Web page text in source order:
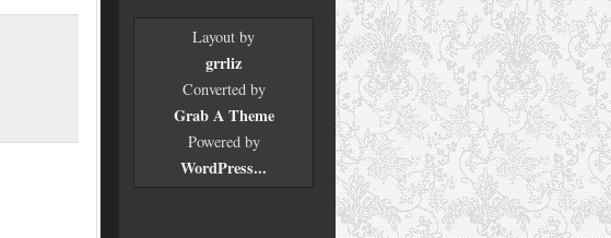
Layout by
grrliz
Converted by
Grab A Theme
Powered by
WordPress...